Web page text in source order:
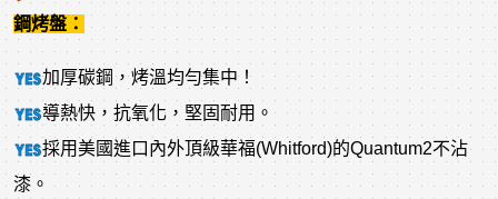
鋼烤盤：
加厚碳鋼，烤溫均勻集中！
導熱快，抗氧化，堅固耐用。
採用美國進口內外頂級華福(Whitford)的Quantum2不沾
漆。